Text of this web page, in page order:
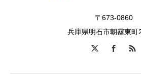
〒673-0860
兵庫県明石市朝霧東町